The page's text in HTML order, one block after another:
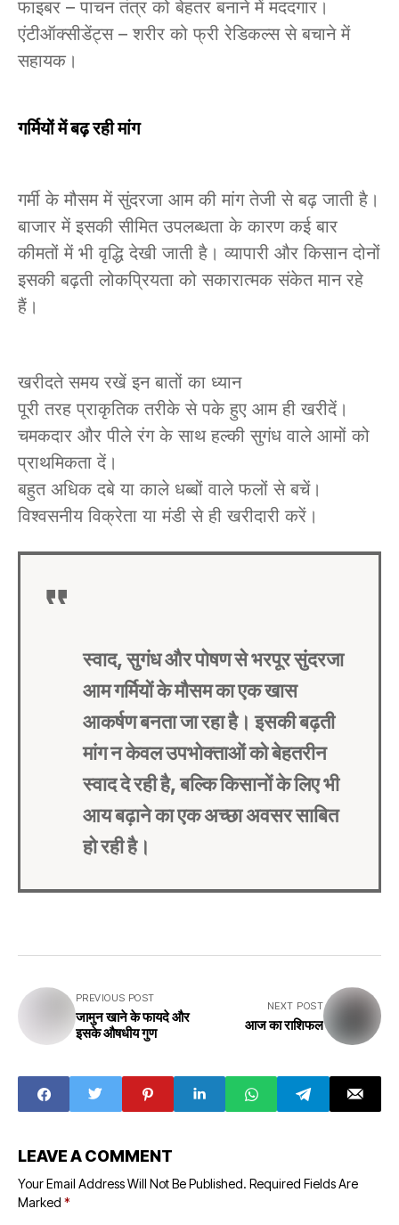
फाइबर – पाचन तंत्र को बेहतर बनाने में मददगार।
एंटीऑक्सीडेंट्स – शरीर को फ्री रेडिकल्स से बचाने में
सहायक।
गर्मियों में बढ़ रही मांग
गर्मी के मौसम में सुंदरजा आम की मांग तेजी से बढ़ जाती है।
बाजार में इसकी सीमित उपलब्धता के कारण कई बार
कीमतों में भी वृद्धि देखी जाती है। व्यापारी और किसान दोनों
इसकी बढ़ती लोकप्रियता को सकारात्मक संकेत मान रहे
हैं।
खरीदते समय रखें इन बातों का ध्यान
पूरी तरह प्राकृतिक तरीके से पके हुए आम ही खरीदें।
चमकदार और पीले रंग के साथ हल्की सुगंध वाले आमों को
प्राथमिकता दें।
बहुत अधिक दबे या काले धब्बों वाले फलों से बचें।
विश्वसनीय विक्रेता या मंडी से ही खरीदारी करें।
स्वाद, सुगंध और पोषण से भरपूर सुंदरजा
आम गर्मियों के मौसम का एक खास
आकर्षण बनता जा रहा है। इसकी बढ़ती
मांग न केवल उपभोक्ताओं को बेहतरीन
स्वाद दे रही है, बल्कि किसानों के लिए भी
आय बढ़ाने का एक अच्छा अवसर साबित
हो रही है।
PREVIOUS POST
जामुन खाने के फायदे और
इसके औषधीय गुण
NEXT POST
आज का राशिफल
LEAVE A COMMENT
Your Email Address Will Not Be Published. Required Fields Are
Marked *